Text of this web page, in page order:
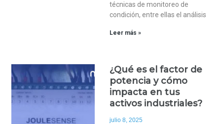
técnicas de monitoreo de
condición, entre ellas el análisis
Leer más »
¿Qué es el factor de
potencia y cómo
impacta en tus
activos industriales?
julio 8, 2025